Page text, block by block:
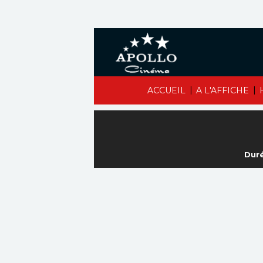
ACCUEIL | A L'AFFICHE |